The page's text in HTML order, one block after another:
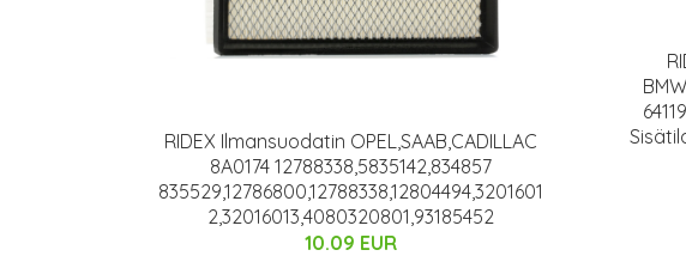
RIDEX Ilmansuodatin OPEL,SAAB,CADILLAC
8A0174 12788338,5835142,834857
835529,12786800,12788338,12804494,3201601
2,32016013,4080320801,93185452
10.09 EUR